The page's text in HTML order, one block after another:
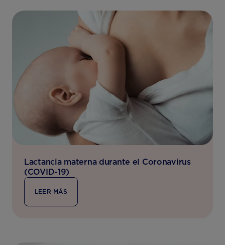
Lactancia materna durante el Coronavirus
(COVID-19)
LEER MÁS